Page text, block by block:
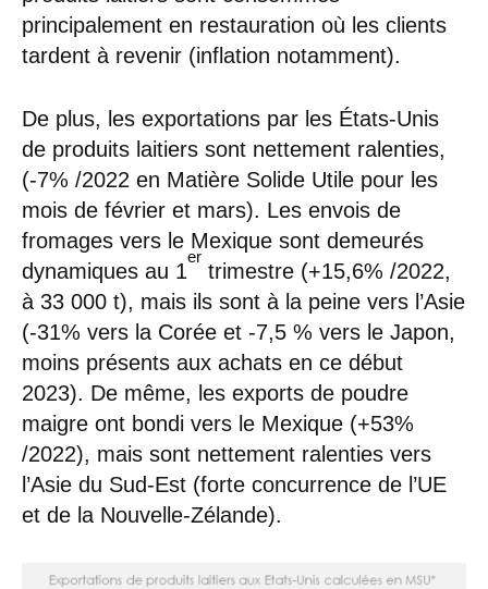
principalement en restauration où les clients
tardent à revenir (inflation notamment).
De plus, les exportations par les États-Unis
de produits laitiers sont nettement ralenties,
(-7% /2022 en Matière Solide Utile pour les
mois de février et mars). Les envois de
fromages vers le Mexique sont demeurés
dynamiques au 1
er
trimestre (+15,6% /2022,
à 33 000 t), mais ils sont à la peine vers l’Asie
(-31% vers la Corée et -7,5 % vers le Japon,
moins présents aux achats en ce début
2023). De même, les exports de poudre
maigre ont bondi vers le Mexique (+53%
/2022), mais sont nettement ralenties vers
l’Asie du Sud-Est (forte concurrence de l’UE
et de la Nouvelle-Zélande).